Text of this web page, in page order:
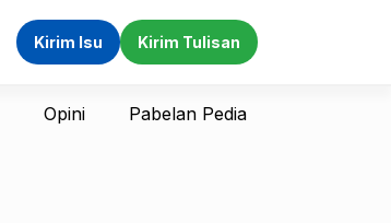
Kirim Isu Kirim Tulisan
Opini Pabelan Pedia